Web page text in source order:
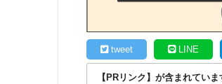
tweet LINE
【PRリンク】が含まれていま